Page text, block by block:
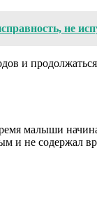
не
и
малыши
и не содержал